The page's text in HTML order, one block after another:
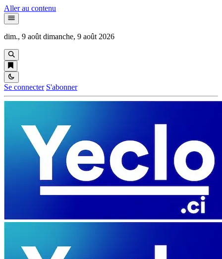
Aller au contenu
dim., 9 août dimanche, 9 août 2026
Se connecter S'abonner